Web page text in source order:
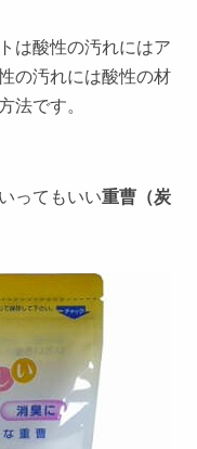
は酸性の汚れにはア
の汚れには酸性の材
法です。
ってもいい重曹（炭